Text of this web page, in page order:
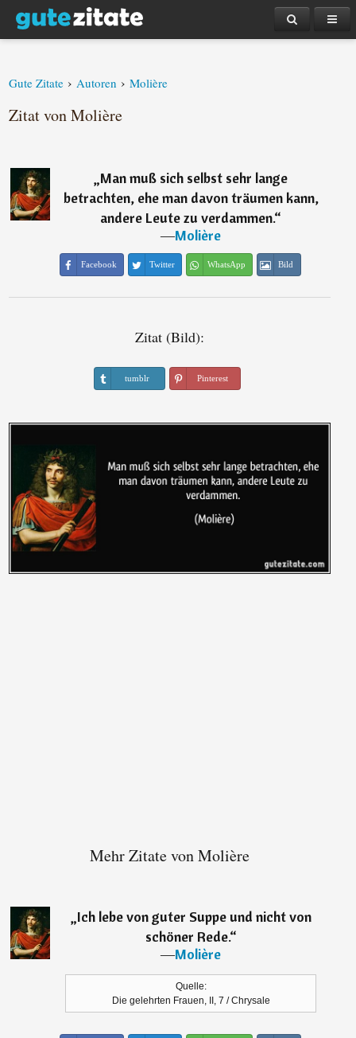
Gute Zitate › Autoren › Molière
Zitat von Molière
„Man muß sich selbst sehr lange
betrachten, ehe man davon träumen kann,
andere Leute zu verdammen.“
―Molière
Facebook Twitter WhatsApp Bild
Zitat (Bild):
tumblr Pinterest
Mehr Zitate von Molière
„Ich lebe von guter Suppe und nicht von
schöner Rede.“
―Molière
Quelle:
Die gelehrten Frauen, II, 7 / Chrysale